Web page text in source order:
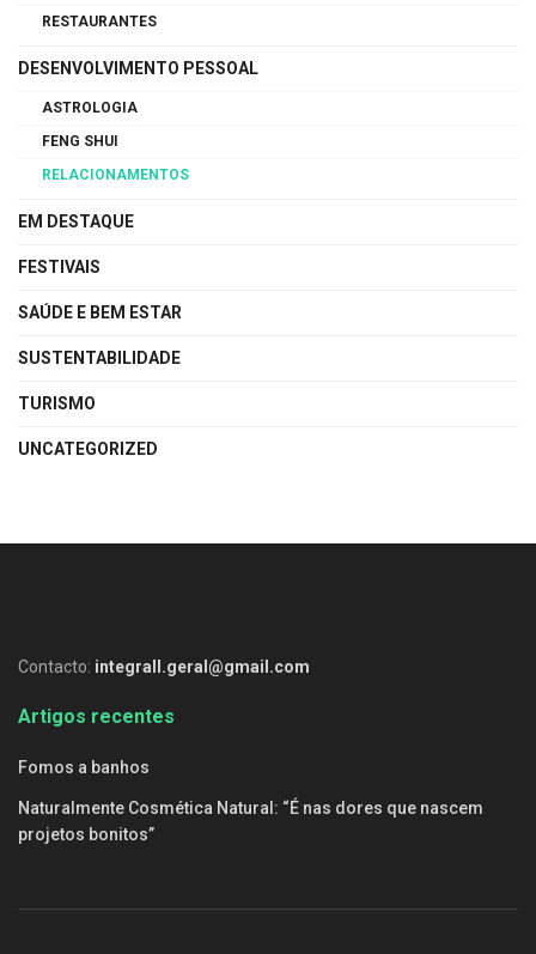
RESTAURANTES
DESENVOLVIMENTO PESSOAL
ASTROLOGIA
FENG SHUI
RELACIONAMENTOS
EM DESTAQUE
FESTIVAIS
SAÚDE E BEM ESTAR
SUSTENTABILIDADE
TURISMO
UNCATEGORIZED
Contacto: integrall.geral@gmail.com
Artigos recentes
Fomos a banhos
Naturalmente Cosmética Natural: “É nas dores que nascem
projetos bonitos”